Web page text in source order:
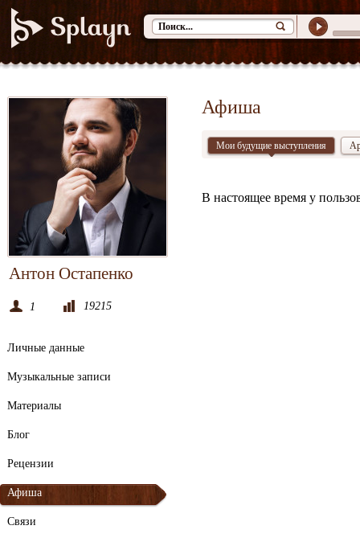
Антон Остапенко
1 19215
Личные данные
Музыкальные записи
Материалы
Блог
Рецензии
Афиша
Связи
Афиша
Мои будущие выступления
В настоящее время у